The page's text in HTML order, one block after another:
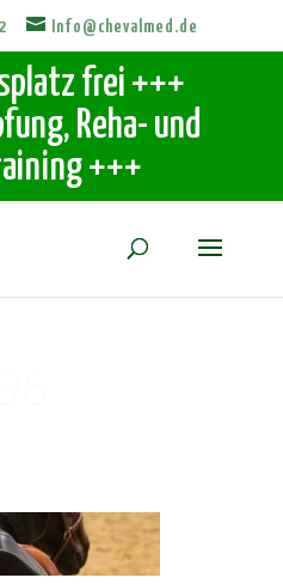
Info@chevalmed.de
frei +++
Reha- und
+++